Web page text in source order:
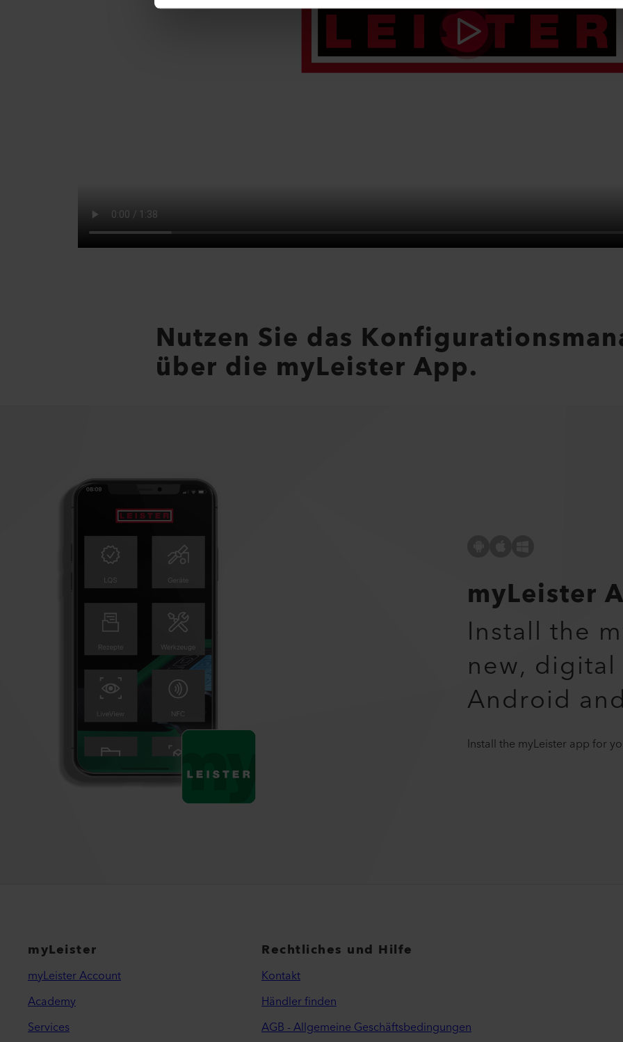
Nutzen Sie das
über die myLeister App.
myLeister
Install the
new,
Android
Install the myLeister app for
myLeister
myLeister Account
Academy
Services
Rechtliches und Hilfe
Kontakt
Händler finden
AGB - Allgemeine Geschäftsbedingungen